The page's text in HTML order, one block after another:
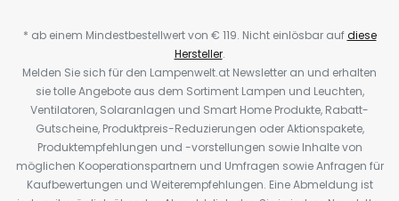
* ab einem Mindestbestellwert von € 119. Nicht einlösbar aufdiese
Hersteller.
Melden Sie sich für den Lampenwelt.at Newsletter an und erhalten
sie tolle Angebote aus dem Sortiment Lampen und Leuchten,
Ventilatoren, Solaranlagen und Smart Home Produkte, Rabatt-
Gutscheine, Produktpreis-Reduzierungen oder Aktionspakete,
Produktempfehlungen und -vorstellungen sowie Inhalte von
möglichen Kooperationspartnern und Umfragen sowie Anfragen für
Kaufbewertungen und Weiterempfehlungen. Eine Abmeldung ist